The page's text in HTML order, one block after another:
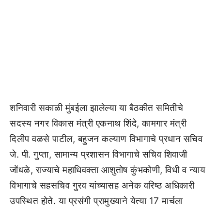
शनिवारी सकाळी मुंबईला झालेल्या या बैठकीत समितीचे
सदस्य नगर विकास मंत्री एकनाथ शिंदे, कामगार मंत्री
दिलीप वळसे पाटील, बहुजन कल्याण विभागाचे प्रधान सचिव
जे. पी. गुप्ता, सामान्य प्रशासन विभागाचे सचिव शिवाजी
जोंधळे, राज्याचे महाधिवक्ता आशुतोष कुंभकोणी, विधी व न्याय
विभागाचे सहसचिव गुरव यांच्यासह अनेक वरिष्ठ अधिकारी
उपस्थित होते. या प्रसंगी प्रामुख्याने येत्या 17 मार्चला